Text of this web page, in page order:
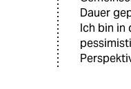
Dauer
Ich bin in